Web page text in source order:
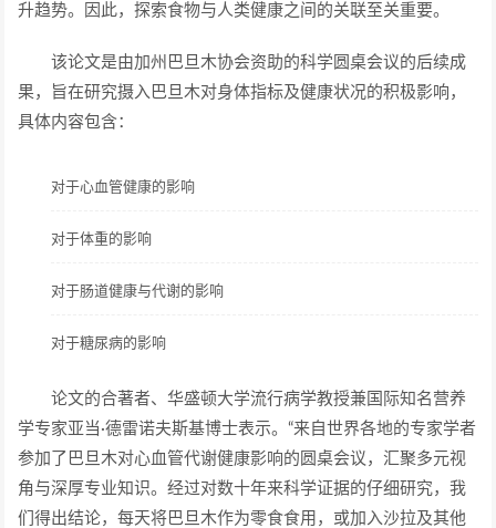
升趋势。因此，探索食物与人类健康之间的关联至关重要。
该论文是由加州巴旦木协会资助的科学圆桌会议的后续成
果，旨在研究摄入巴旦木对身体指标及健康状况的积极影响，
具体内容包含：
对于心血管健康的影响
对于体重的影响
对于肠道健康与代谢的影响
对于糖尿病的影响
论文的合著者、华盛顿大学流行病学教授兼国际知名营养
学专家亚当·德雷诺夫斯基博士表示。“来自世界各地的专家学者
参加了巴旦木对心血管代谢健康影响的圆桌会议，汇聚多元视
角与深厚专业知识。经过对数十年来科学证据的仔细研究，我
们得出结论，每天将巴旦木作为零食食用，或加入沙拉及其他